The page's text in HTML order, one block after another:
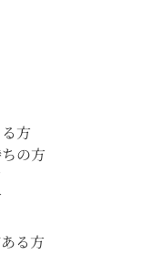
方
の方
る方